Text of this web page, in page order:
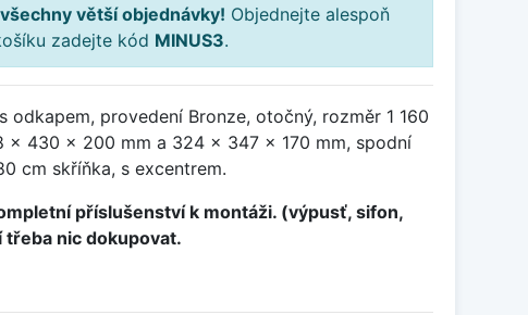
větší objednávky! Objednejte alespoň
zadejte kód MINUS3.
odkapem, provedení Bronze, otočný, rozměr 1 160
x 430 x 200 mm a 324 x 347 x 170 mm, spodní
cm skříňka, s excentrem.
příslušenství k montáži. (výpusť, sifon,
nic dokupovat.